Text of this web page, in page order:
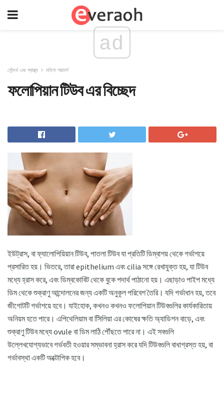
ad
সৌন্দর্য এবং স্বাস্থ্য মহিলা পরামর্শ
ফলোপিয়ান টিউব এর বিচ্ছেদ
ইউট্রাস, বা ফ্যালোপিয়িয়ান টিউব, পাতলা টিউব যা প্রতিটি ডিম্বাশয় থেকে গর্ভাশয়ে
প্রসারিত হয়। ভিতরে, তারা epithelium এবং cilia সঙ্গে রেখাযুক্ত হয়, যা টিউব
মধ্যে হ্রাস করে, এবং ডিম্বকোবিট থেকে বুকে পদার্থ পাঠানো হয়। এছাড়াও পাইপ মধ্যে
ডিম থেকে শুক্রাণু আন্দোলনের জন্য একটি অনুকূল পরিবেশ তৈরি। যদি গর্ভাধান হয়, তবে
জীগোটটি গর্ভাশয়ে হবে। যাইহোক, কখনও কখনও ফলোপিয়ান টিউবগুলির কার্যকারিতায়
অনিয়ম হতে পারে। এপিথেলিয়াম বা সিিলিয়া এর কোষের ক্ষতি অ্যাডিশন বাড়ে, এবং
শুক্রাণু টিউব মধ্যে ovule বা ডিম লাঠি পৌঁছতে পারে না। এই সবগুলি
উল্লেখযোগ্যভাবে গর্ভবতী হওয়ার সম্ভাবনা হ্রাস করে যদি টিউবগুলি বাধাগ্রস্ত হয়, বা
গর্ভাবস্থা একটি অক্টোপিক হবে।